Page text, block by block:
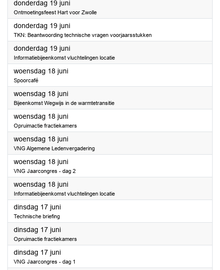
donderdag 19 juni2025
Ontmoetingsfeest Hart voor Zwolle
donderdag 19 juni2025
TKN: Beantwoording technische vragen voorjaarsstukken
donderdag 19 juni2025
Informatiebijeenkomst vluchtelingen locatie
woensdag 18 juni2025
Spoorcafé
woensdag 18 juni2025
Bijeenkomst Wegwijs in de warmtetransitie
woensdag 18 juni2025
Opruimactie fractiekamers
woensdag 18 juni2025
VNG Algemene Ledenvergadering
woensdag 18 juni2025
VNG Jaarcongres - dag 2
woensdag 18 juni2025
Informatiebijeenkomst vluchtelingen locatie
dinsdag 17 juni2025
Technische briefing
dinsdag 17 juni2025
Opruimactie fractiekamers
dinsdag 17 juni2025
VNG Jaarcongres - dag 1